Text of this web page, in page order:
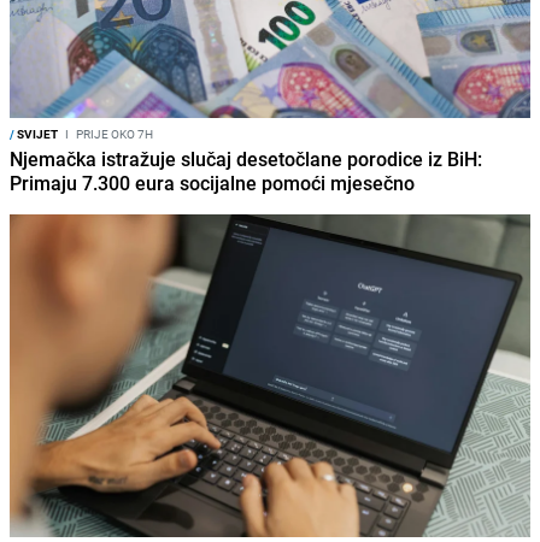
/SVIJET I PRIJE OKO 7H
Njemačka istražuje slučaj desetočlane porodice iz BiH:
Primaju 7.300 eura socijalne pomoći mjesečno